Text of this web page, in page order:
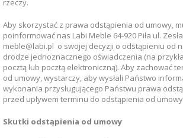
rzeczy.
Aby skorzystać z prawa odstąpienia od umowy,
poinformować nas Labi Meble 64-920 Piła ul.
meble@labi.pl o swojej decyzji o odstąpieniu od
drodze jednoznacznego oświadczenia (na
pocztą lub pocztą elektroniczną). Aby zachować
od umowy, wystarczy, aby wysłali Państwo
wykonania przysługującego Państwu prawa
przed upływem terminu do odstąpienia od
Skutki odstąpienia od umowy